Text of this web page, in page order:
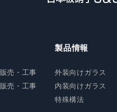
販売・工事
販売・工事
製品情報
外装向けガラス
内装向けガラス
特殊構法